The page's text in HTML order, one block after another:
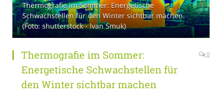
Thermografie im Sommer: Energetische
Schwachstellen für den Winter sichtbar machen.
(Foto: shutterstock - Ivan Smuk)
Thermografie im Sommer:
Energetische Schwachstellen für
den Winter sichtbar machen
0